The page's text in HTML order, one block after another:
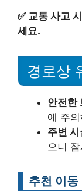
✅ 교통 사고
세요.
경로상
안전한
에 주
주변
으니
추천 이동